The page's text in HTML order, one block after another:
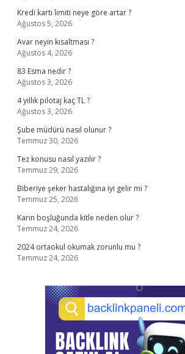
Kredi kartı limiti neye göre artar ?
Ağustos 5, 2026
Avar neyin kısaltması ?
Ağustos 4, 2026
83 Esma nedir ?
Ağustos 3, 2026
4 yıllık pilotaj kaç TL ?
Ağustos 3, 2026
Şube müdürü nasıl olunur ?
Temmuz 30, 2026
Tez konusu nasıl yazılır ?
Temmuz 29, 2026
Biberiye şeker hastalığına iyi gelir mi ?
Temmuz 25, 2026
Karın boşluğunda kitle neden olur ?
Temmuz 24, 2026
2024 ortaokul okumak zorunlu mu ?
Temmuz 24, 2026